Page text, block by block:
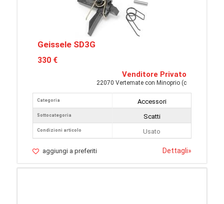
Geissele SD3G
330 €
Venditore Privato
22070 Vertemate con Minoprio (c
Categoria
Sottocategoria
Condizioni articolo
Accessori
Scatti
Usato
aggiungi a preferiti Dettagli»